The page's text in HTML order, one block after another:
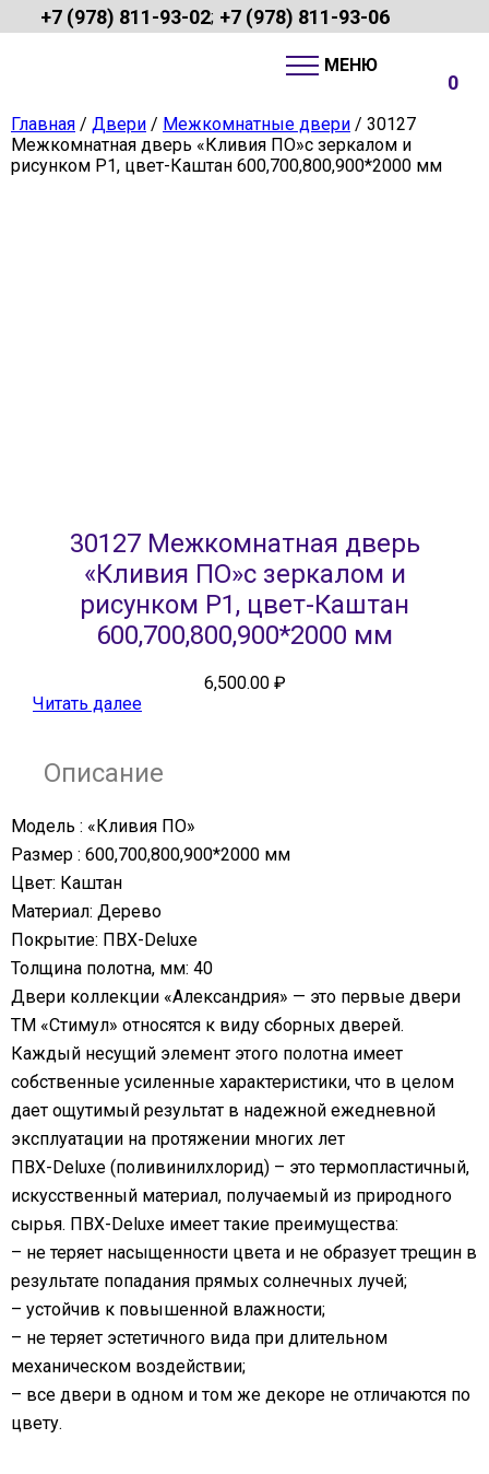
+7 (978) 811-93-02; +7 (978) 811-93-06
0
Главная / Двери / Межкомнатные двери / 30127
Межкомнатная дверь «Кливия ПО»с зеркалом и
рисунком Р1, цвет-Каштан 600,700,800,900*2000 мм
30127 Межкомнатная дверь
«Кливия ПО»с зеркалом и
рисунком Р1, цвет-Каштан
600,700,800,900*2000 мм
6,500.00 ₽
Читать далее
Описание
Модель : «Кливия ПО»
Размер : 600,700,800,900*2000 мм
Цвет: Каштан
Материал: Дерево
Покрытие: ПВХ-Deluxe
Толщина полотна, мм: 40
Двери коллекции «Александрия» — это первые двери
ТМ «Стимул» относятся к виду сборных дверей.
Каждый несущий элемент этого полотна имеет
собственные усиленные характеристики, что в целом
дает ощутимый результат в надежной ежедневной
эксплуатации на протяжении многих лет
ПВХ-Deluxe (поливинилхлорид) – это термопластичный,
искусственный материал, получаемый из природного
сырья. ПВХ-Deluxe имеет такие преимущества:
– не теряет насыщенности цвета и не образует трещин в
результате попадания прямых солнечных лучей;
– устойчив к повышенной влажности;
– не теряет эстетичного вида при длительном
механическом воздействии;
– все двери в одном и том же декоре не отличаются по
цвету.